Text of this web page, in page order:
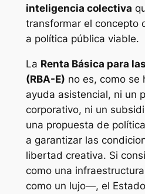
inteligencia colectiva
transformar el concepto
a política pública viable.
La Renta Básica para
(RBA-E) no es, como se
ayuda asistencial, ni un
corporativo, ni un
una propuesta de
a garantizar las
libertad creativa. Si
como una
como un lujo—, el